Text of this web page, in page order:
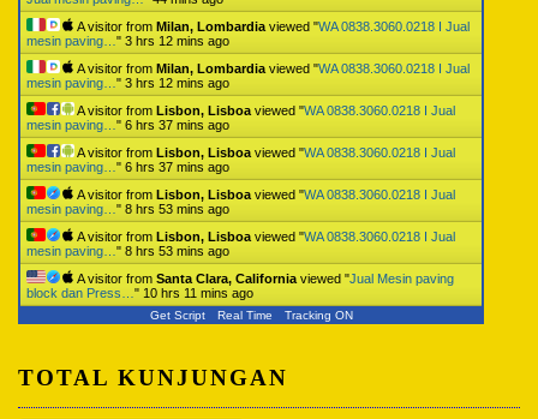
A visitor from Milan, Lombardia viewed "WA 0838.3060.0218 I Jual
mesin paving… " 3 hrs 12 mins ago
A visitor from Milan, Lombardia viewed "WA 0838.3060.0218 I Jual
mesin paving… " 3 hrs 12 mins ago
A visitor from Lisbon, Lisboa viewed "WA 0838.3060.0218 I Jual
mesin paving… " 6 hrs 37 mins ago
A visitor from Lisbon, Lisboa viewed "WA 0838.3060.0218 I Jual
mesin paving… " 6 hrs 37 mins ago
A visitor from Lisbon, Lisboa viewed "WA 0838.3060.0218 I Jual
mesin paving… " 8 hrs 53 mins ago
A visitor from Lisbon, Lisboa viewed "WA 0838.3060.0218 I Jual
mesin paving… " 8 hrs 53 mins ago
A visitor from Santa Clara, California viewed "Jual Mesin paving
block dan Press… " 10 hrs 11 mins ago
Get Script Real Time Tracking ON
TOTAL KUNJUNGAN